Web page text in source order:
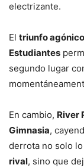
electrizante.
El triunfo
Estudiantes
segundo lugar
En cambio, River
Gimnasia,
derrota no solo lo
rival, sino que